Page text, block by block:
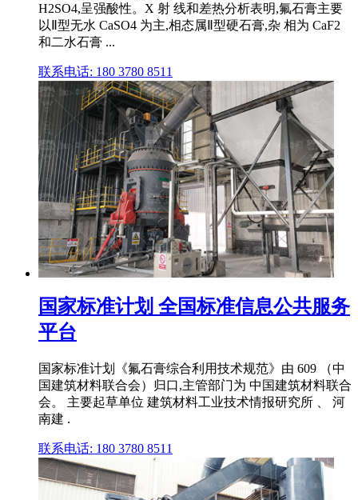
H2SO4,呈强酸性。X 射 线和差热分析表明,氟石膏主要
以Ⅱ型无水 CaSO4 为主,相态属Ⅱ型硬石膏,杂 相为 CaF2
和二水石膏 ...
联系电话: 180 3780 8511
国家标准计划 全国标准信息公共服务
平台
国家标准计划《氟石膏综合利用技术规范》由 609 （中
国建筑材料联合会）归口,主管部门为 中国建筑材料联合
会。 主要起草单位 建筑材料工业技术情报研究所 、 河
南建 .
联系电话: 180 3780 8511